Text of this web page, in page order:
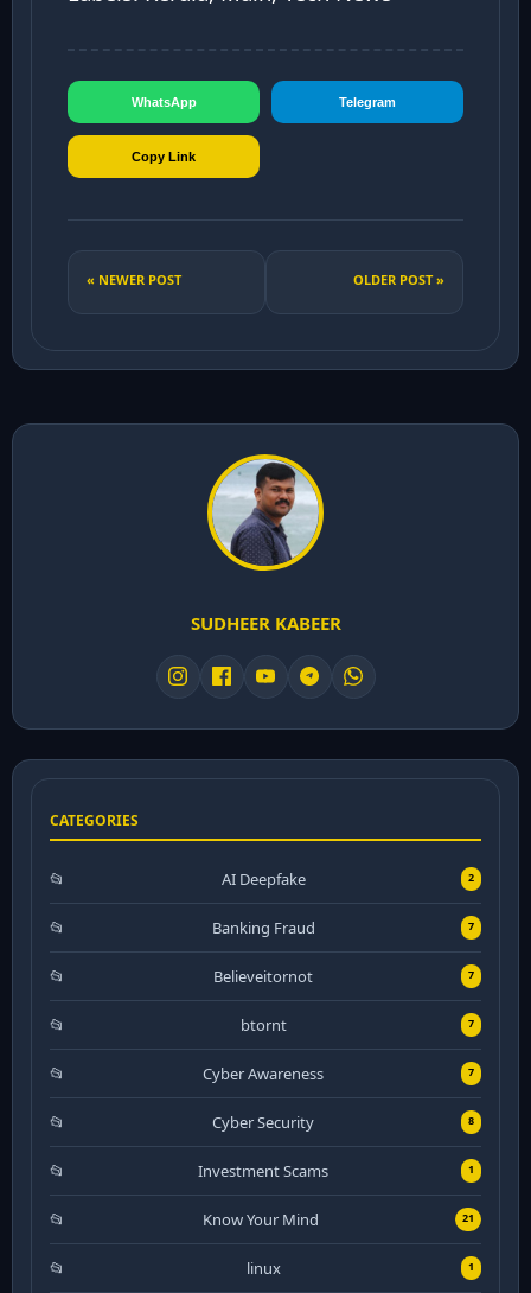
WhatsApp Telegram
Copy Link
« NEWER POST OLDER POST »
SUDHEER KABEER
CATEGORIES
AI Deepfake 2
Banking Fraud 7
Believeitornot 7
btornt 7
Cyber Awareness 7
Cyber Security 8
Investment Scams 1
Know Your Mind 21
linux 1